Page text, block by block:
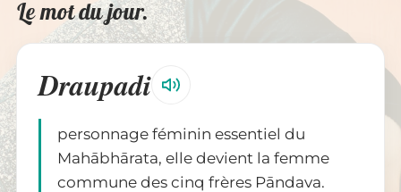
Le mot du jour.
Draupadi
personnage féminin essentiel du
Mahābhārata, elle devient la femme
commune des cinq frères Pāndava.